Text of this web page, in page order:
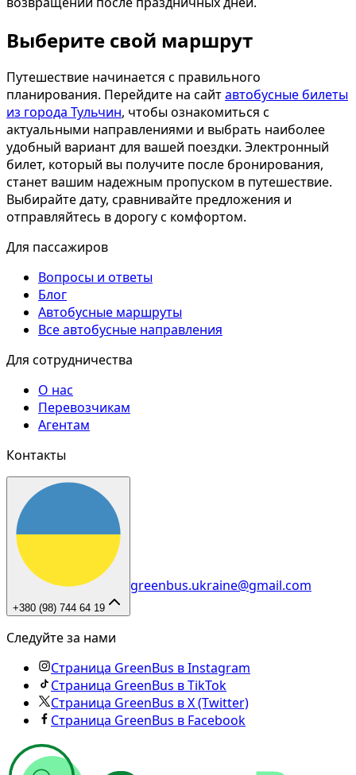
Выберите свой маршрут
Путешествие начинается с правильного
планирования. Перейдите на сайтавтобусные билеты
из города Тульчин, чтобы ознакомиться с
актуальными направлениями и выбрать наиболее
удобный вариант для вашей поездки. Электронный
билет, который вы получите после бронирования,
станет вашим надежным пропуском в путешествие.
Выбирайте дату, сравнивайте предложения и
отправляйтесь в дорогу с комфортом.
Для пассажиров
Вопросы и ответы
Блог
Автобусные маршруты
Все автобусные направления
Для сотрудничества
О нас
Перевозчикам
Агентам
Контакты
+380 (98) 744 64 19
greenbus.ukraine@gmail.com
Следуйте за нами
Страница GreenBus в Instagram
Страница GreenBus в TikTok
Страница GreenBus в X (Twitter)
Страница GreenBus в Facebook